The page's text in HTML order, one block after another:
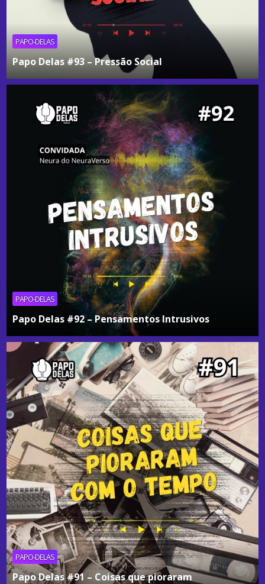
PAPO-DELAS
Papo Delas #93 – Pressão Social
PAPO-DELAS
Papo Delas #92 – Pensamentos Intrusivos
PAPO-DELAS
Papo Delas #91 – Coisas que pioraram